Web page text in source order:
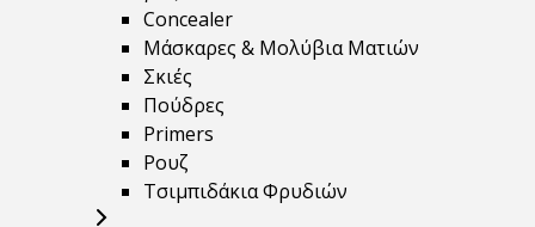
Concealer
Μάσκαρες & Μολύβια Ματιών
Σκιές
Πούδρες
Primers
Ρουζ
Τσιμπιδάκια Φρυδιών